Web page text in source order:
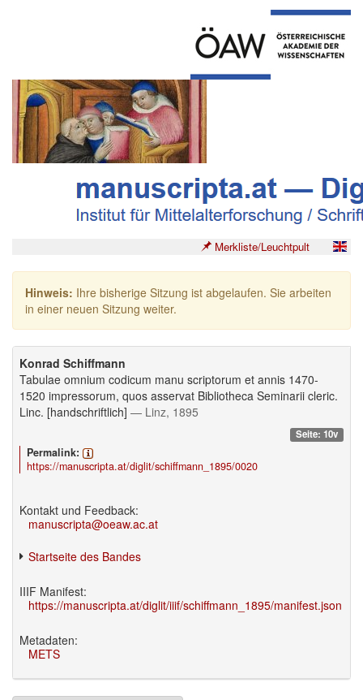
Merkliste/Leuchtpult
Hinweis: Ihre bisherige Sitzung ist abgelaufen. Sie arbeiten
in einer neuen Sitzung weiter.
Konrad Schiffmann
Tabulae omnium codicum manu scriptorum et annis 1470-
1520 impressorum, quos asservat Bibliotheca Seminarii cleric.
Linc. [handschriftlich] — Linz, 1895
Seite: 10v
Permalink:
https://manuscripta.at/diglit/schiffmann_1895/0020
Kontakt und Feedback:
manuscripta@oeaw.ac.at
Startseite des Bandes
IIIF Manifest:
https://manuscripta.at/diglit/iiif/schiffmann_1895/manifest.json
Metadaten:
METS